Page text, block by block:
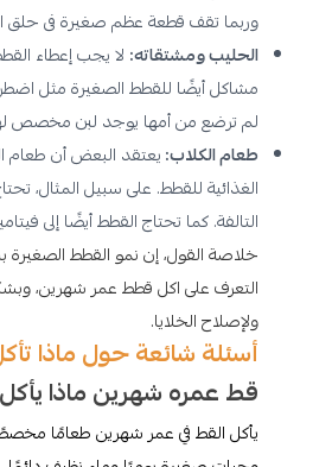
وربما تقف قطعة عظم صغيرة فى حلق
الحليب ومشتقاته: لا يجب إعطاء
مشاكل أيضًا للقطط الصغيرة مثل
لم ترضع من أمها يوجد لبن مخصص لها.
طعام الكلاب:يعتقد البعض أن طعام
الغذائية للقطط. على سبيل المثال،
التالفة. كما تحتاج القطط أيضًا إلى
خلاصة القول، إن نمو القطط الصغيرة
التعرف على اكل قطط عمر شهرين،
ولإصلاح الخلايا.
أسئلة شائعة حول ماذا
قط عمره شهرين ماذا